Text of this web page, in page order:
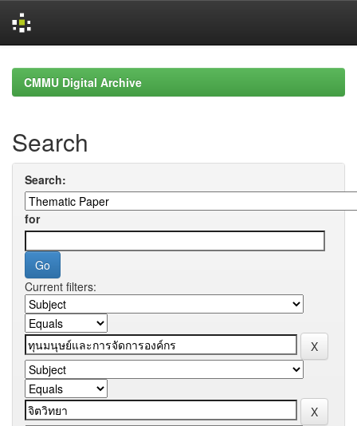
navigationCMMU Digital Archive
Search
Search:
for
Current filters: